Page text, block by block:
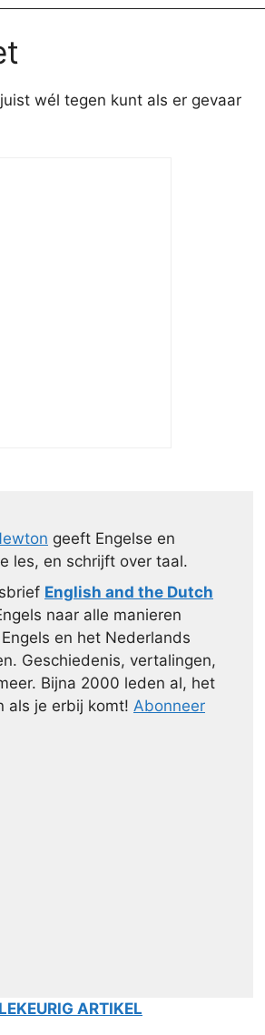
wél tegen kunt als er gevaar
geeft Engelse en
les, en schrijft over taal.
English and the Dutch
naar alle manieren
en het Nederlands
Geschiedenis, vertalingen,
Bijna 2000 leden al, het
als je erbij komt! Abonneer
ARTIKEL